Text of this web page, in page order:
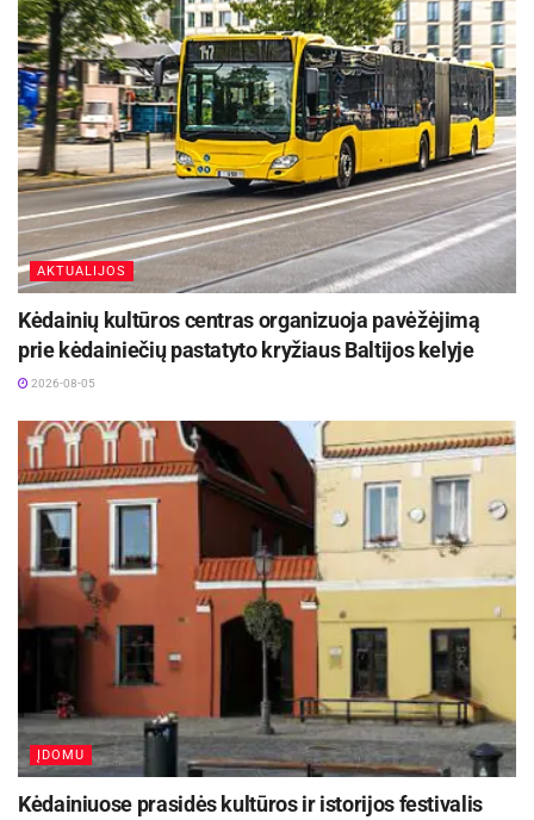
prevencijos priemonių, tačiau visuomenė ir ypač
vietos bendruomenė apie tai beveik
neinformuojama. Savivaldybės Antikorupcijos
komisija turėtų aktyviau prisidėti prie korupcijos
prevencijos politikos įgyvendinimo ir skaidrumo
didinimo.
AKTUALIJOS
Kėdainių kultūros centras organizuoja pavėžėjimą
prie kėdainiečių pastatyto kryžiaus Baltijos kelyje
2026-08-05
ĮDOMU
Kėdainiuose prasidės kultūros ir istorijos festivalis